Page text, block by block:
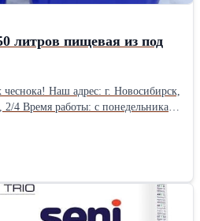
литров пищевая из под
Новосибирск,
обеда. Выходной: суббота и